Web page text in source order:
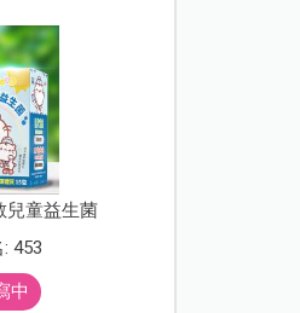
兒童益生菌
453
中